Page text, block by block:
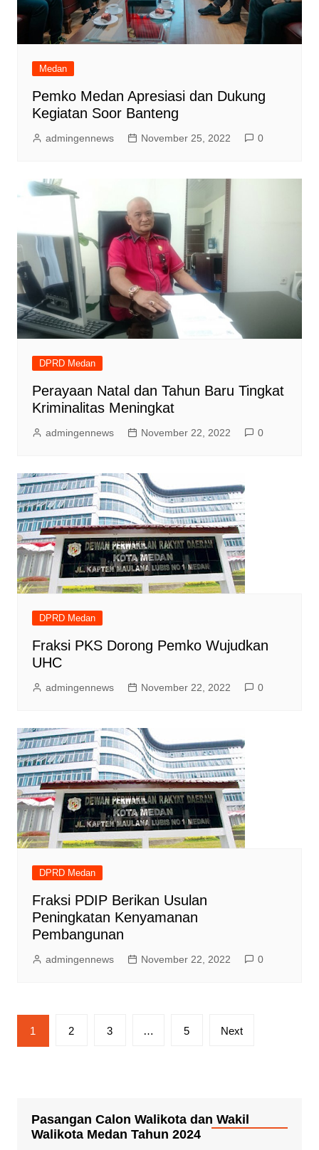
Medan
Pemko Medan Apresiasi dan Dukung
Kegiatan Soor Banteng
admingennews November 25, 2022 0
DPRD Medan
Perayaan Natal dan Tahun Baru Tingkat
Kriminalitas Meningkat
admingennews November 22, 2022 0
DPRD Medan
Fraksi PKS Dorong Pemko Wujudkan
UHC
admingennews November 22, 2022 0
DPRD Medan
Fraksi PDIP Berikan Usulan
Peningkatan Kenyamanan
Pembangunan
admingennews November 22, 2022 0
Paginasi
pos
1 2 3 … 5 Next
Pasangan Calon Walikota dan Wakil
Walikota Medan Tahun 2024